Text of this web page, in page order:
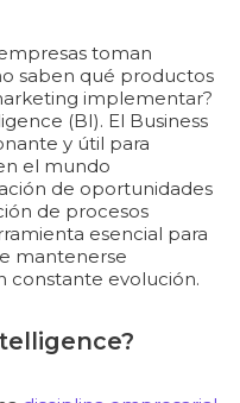
toman
saben qué productos
implementar?
(BI). El Business
y útil para
el mundo
de oportunidades
de procesos
esencial para
mantenerse
constante evolución.